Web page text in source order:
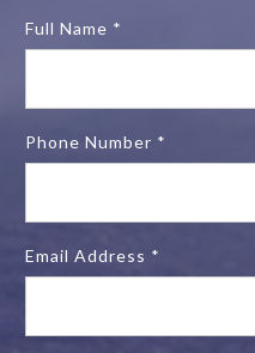
Full Name *
Phone Number *
Email Address *